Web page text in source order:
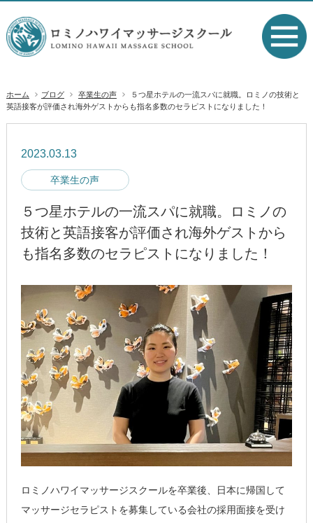
ホーム ブログ 卒業生の声
５つ星ホテルの一流スパに就職。ロミノの技術と
英語接客が評価され海外ゲストからも指名多数のセラピストになりました！
2023.03.13
卒業生の声
５つ星ホテルの一流スパに就職。ロミノの
技術と英語接客が評価され海外ゲストから
も指名多数のセラピストになりました！
ロミノハワイマッサージスクールを卒業後、日本に帰国して
マッサージセラピストを募集している会社の採用面接を受け